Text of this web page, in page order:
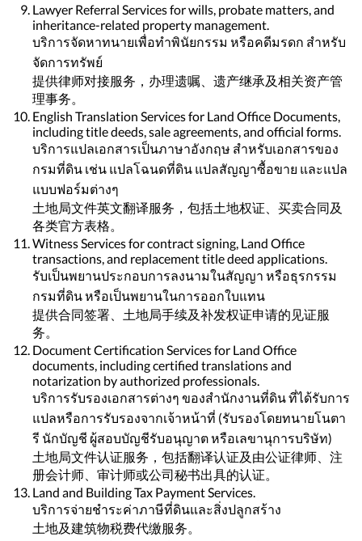
Lawyer Referral Services for wills, probate matters, and
inheritance-related property management.
บริการจัดหาทนายเพื่อทำพินัยกรรม หรือคดีมรดก สำหรับ
จัดการทรัพย์
提供律师对接服务，办理遗嘱、遗产继承及相关资产管
理事务。
English Translation Services for Land Office Documents,
including title deeds, sale agreements, and official forms.
บริการแปลเอกสารเป็นภาษาอังกฤษ สำหรับเอกสารของ
กรมที่ดิน เช่น แปลโฉนดที่ดิน แปลสัญญาซื้อขาย และแปล
แบบฟอร์มต่างๆ
土地局文件英文翻译服务，包括土地权证、买卖合同及
各类官方表格。
Witness Services for contract signing, Land Office
transactions, and replacement title deed applications.
รับเป็นพยานประกอบการลงนามในสัญญา หรือธุรกรรม
กรมที่ดิน หรือเป็นพยานในการออกใบแทน
提供合同签署、土地局手续及补发权证申请的见证服
务。
Document Certification Services for Land Office
documents, including certified translations and
notarization by authorized professionals.
บริการรับรองเอกสารต่างๆ ของสำนักงานที่ดิน ที่ได้รับการ
แปลหรือการรับรองจากเจ้าหน้าที่ (รับรองโดยทนายโนตา
รี นักบัญชี ผู้สอบบัญชีรับอนุญาต หรือเลขานุการบริษัท)
土地局文件认证服务，包括翻译认证及由公证律师、注
册会计师、审计师或公司秘书出具的认证。
Land and Building Tax Payment Services.
บริการจ่ายชำระค่าภาษีที่ดินและสิ่งปลูกสร้าง
土地及建筑物税费代缴服务。